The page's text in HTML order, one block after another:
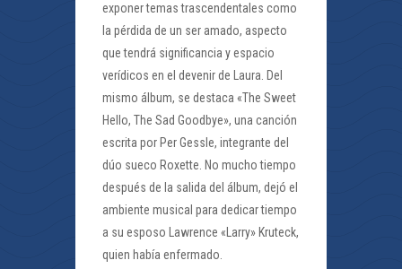
exponer temas trascendentales como
la pérdida de un ser amado, aspecto
que tendrá significancia y espacio
verídicos en el devenir de Laura. Del
mismo álbum, se destaca «The Sweet
Hello, The Sad Goodbye», una canción
escrita por Per Gessle, integrante del
dúo sueco Roxette. No mucho tiempo
después de la salida del álbum, dejó el
ambiente musical para dedicar tiempo
a su esposo Lawrence «Larry» Kruteck,
quien había enfermado.